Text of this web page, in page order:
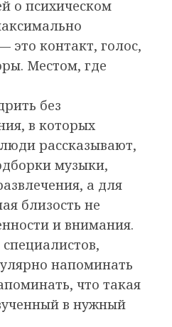
о психическом
это контакт, голос,
Местом, где
без
в которых
рассказывают,
музыки,
а для
близость не
и внимания.
напоминать
что такая
в нужный